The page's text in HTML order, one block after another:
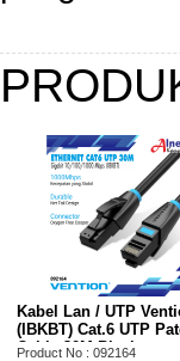
Kabel Lan / UTP
(IBKBT) Cat.6 UTP
Cable 30M Black
Product No : 092164